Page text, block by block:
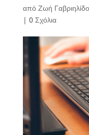
από Ζωή
| 0 Σχόλια